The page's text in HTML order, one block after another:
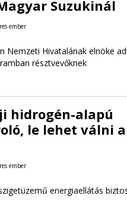
Suzukinál
ember
Nemzeti Hivatalának elnöke
résztvevőknek
hidrogén-alapú
le lehet válni a
ember
energiaellátás